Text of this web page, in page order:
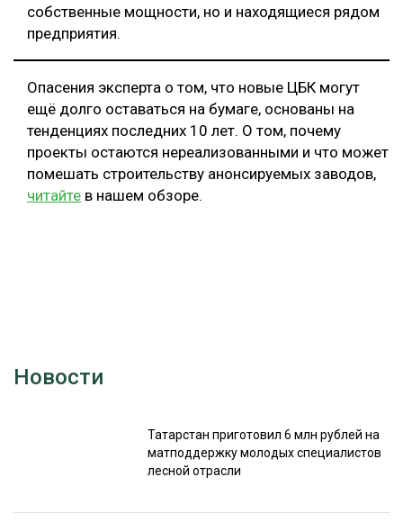
собственные мощности, но и находящиеся рядом
предприятия.
Опасения эксперта о том, что новые ЦБК могут
ещё долго оставаться на бумаге, основаны на
тенденциях последних 10 лет. О том, почему
проекты остаются нереализованными и что может
помешать строительству анонсируемых заводов,
читайте в нашем обзоре.
Новости
Татарстан приготовил 6 млн рублей на
матподдержку молодых специалистов
лесной отрасли